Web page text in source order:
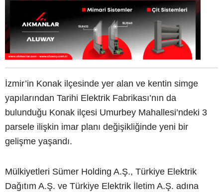
İzmir’in Konak ilçesinde yer alan ve kentin simge
yapılarından Tarihi Elektrik Fabrikası’nın da
bulunduğu Konak ilçesi Umurbey Mahallesi’ndeki 3
parsele ilişkin imar planı değişikliğinde yeni bir
gelişme yaşandı.
Mülkiyetleri Sümer Holding A.Ş., Türkiye Elektrik
Dağıtım A.Ş. ve Türkiye Elektrik İletim A.Ş. adına